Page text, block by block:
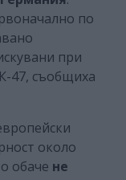
по
при
47, съобщиха
около
обаче не